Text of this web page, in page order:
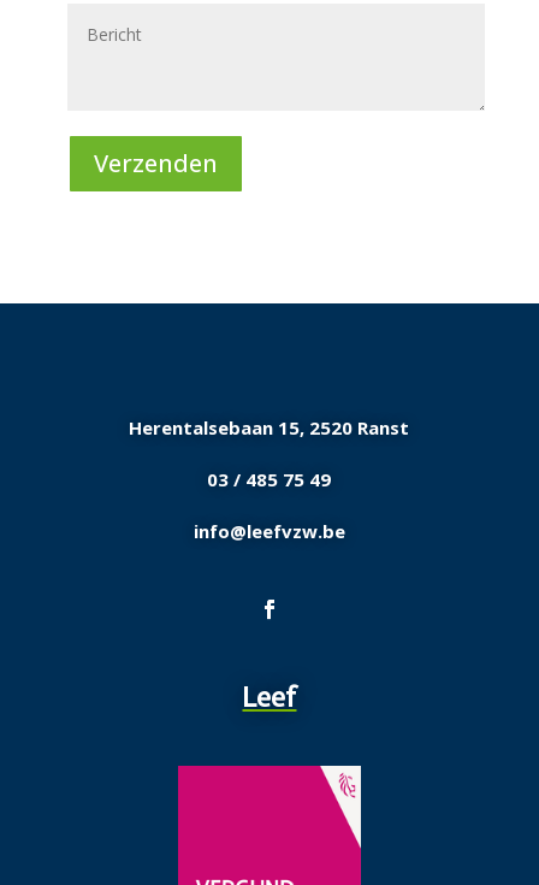
Verzenden
Herentalsebaan 15, 2520 Ranst
03 / 485 75 49
info@leefvzw.be
Leef